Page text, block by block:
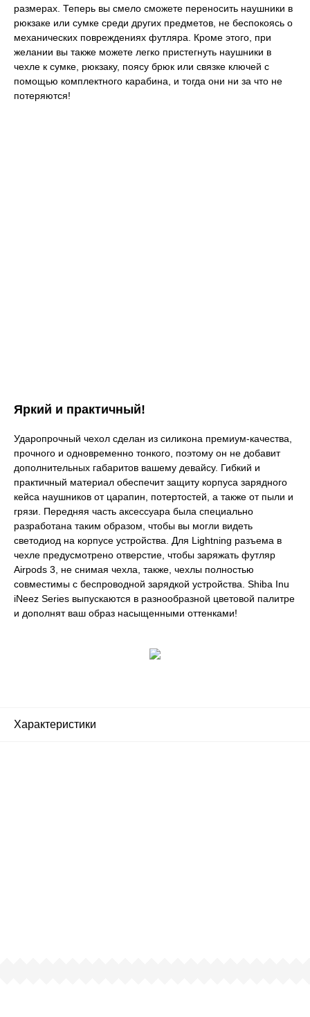
размерах. Теперь вы смело сможете переносить наушники в
рюкзаке или сумке среди других предметов, не беспокоясь о
механических повреждениях футляра. Кроме этого, при
желании вы также можете легко пристегнуть наушники в
чехле к сумке, рюкзаку, поясу брюк или связке ключей с
помощью комплектного карабина, и тогда они ни за что не
потеряются!
Яркий и практичный!
Ударопрочный чехол сделан из силикона премиум-качества,
прочного и одновременно тонкого, поэтому он не добавит
дополнительных габаритов вашему девайсу. Гибкий и
практичный материал обеспечит защиту корпуса зарядного
кейса наушников от царапин, потертостей, а также от пыли и
грязи. Передняя часть аксессуара была специально
разработана таким образом, чтобы вы могли видеть
светодиод на корпусе устройства. Для Lightning разъема в
чехле предусмотрено отверстие, чтобы заряжать футляр
Airpods 3, не снимая чехла, также, чехлы полностью
совместимы с беспроводной зарядкой устройства. Shiba Inu
iNeez Series выпускаются в разнообразной цветовой палитре
и дополнят ваш образ насыщенными оттенками!
Характеристики